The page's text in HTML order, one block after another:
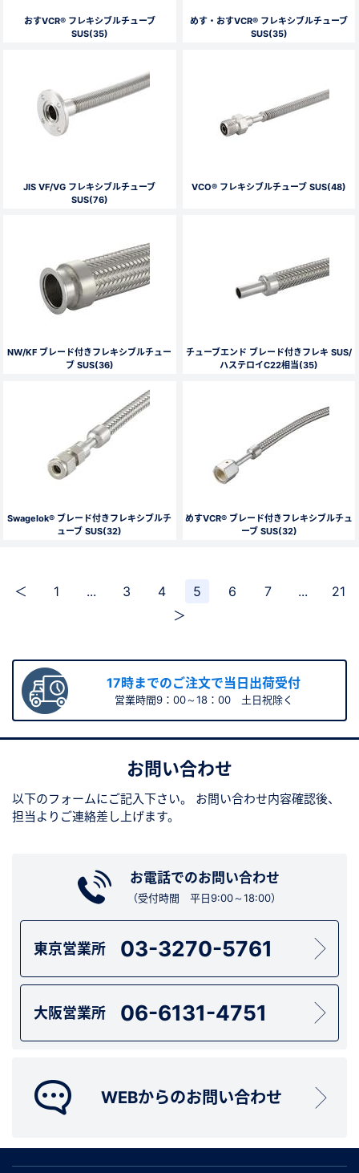
おすVCR® フレキシブルチューブ
SUS(35)
めす・おすVCR® フレキシブルチューブ
SUS(35)
JIS VF/VG フレキシブルチューブ
SUS(76)
VCO® フレキシブルチューブ SUS(48)
NW/KF ブレード付きフレキシブルチュー
ブ SUS(36)
チューブエンド ブレード付きフレキ SUS/
ハステロイC22相当(35)
Swagelok® ブレード付きフレキシブルチ
ューブ SUS(32)
めすVCR® ブレード付きフレキシブルチュ
ーブ SUS(32)
＜ 1 ... 3 4 5 6 7 ...
21
＞
17時までのご注文で当日出荷受付
営業時間9：00～18：00 土日祝除く
お問い合わせ
以下のフォームにご記入下さい。
お問い合わせ内容確認後、
担当よりご連絡差し上げます。
お電話でのお問い合わせ
（受付時間 平日9:00～18:00）
東京営業所 03-3270-5761
大阪営業所 06-6131-4751
WEBからのお問い合わせ